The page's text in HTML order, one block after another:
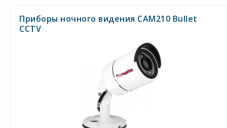
Приборы ночного видения CAM210 Bullet
CCTV